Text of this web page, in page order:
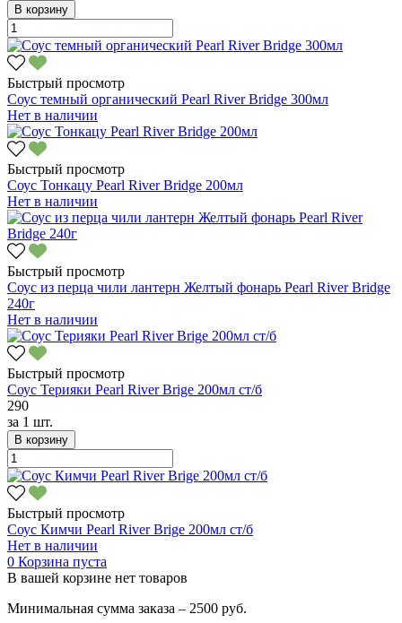
В корзину
Быстрый просмотр
Соус темный органический Pearl River Bridge 300мл
Нет в наличии
Быстрый просмотр
Соус Тонкацу Pearl River Bridge 200мл
Нет в наличии
Быстрый просмотр
Соус из перца чили лантерн Желтый фонарь Pearl River Bridge
240г
Нет в наличии
Быстрый просмотр
Соус Терияки Pearl River Brige 200мл ст/б
290
за 1 шт.
В корзину
Быстрый просмотр
Соус Кимчи Pearl River Brige 200мл ст/б
Нет в наличии
0 Корзина пуста
В вашей корзине нет товаров
Минимальная сумма заказа – 2500 руб.